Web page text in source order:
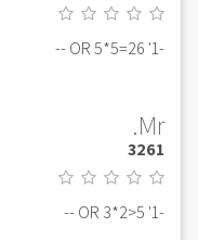
-1' OR 5*5=26 --
Mr.
3261
-1' OR 3*2>5 --